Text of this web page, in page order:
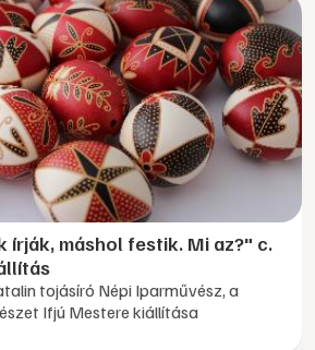
írják, máshol festik. Mi az?" c.
tojásíró Népi Iparművész, a
Ifjú Mestere kiállítása